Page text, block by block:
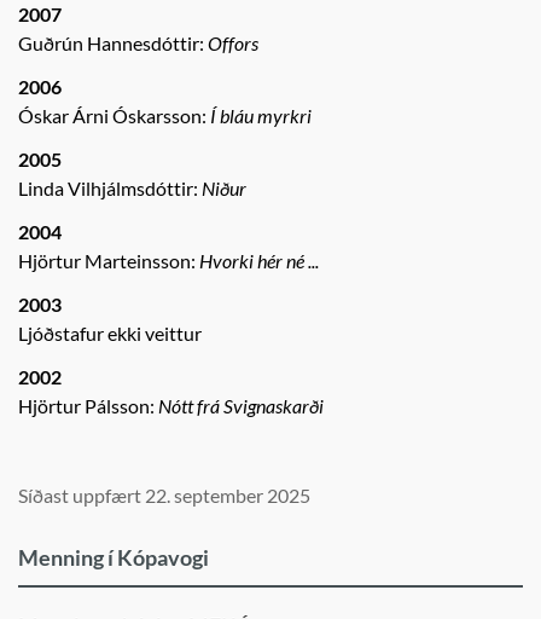
2007
Guðrún Hannesdóttir: Offors
2006
Óskar Árni Óskarsson: Í bláu myrkri
2005
Linda Vilhjálmsdóttir: Niður
2004
Hjörtur Marteinsson: Hvorki hér né ...
2003
Ljóðstafur ekki veittur
2002
Hjörtur Pálsson: Nótt frá Svignaskarði
Síðast uppfært 22. september 2025
Menning í Kópavogi